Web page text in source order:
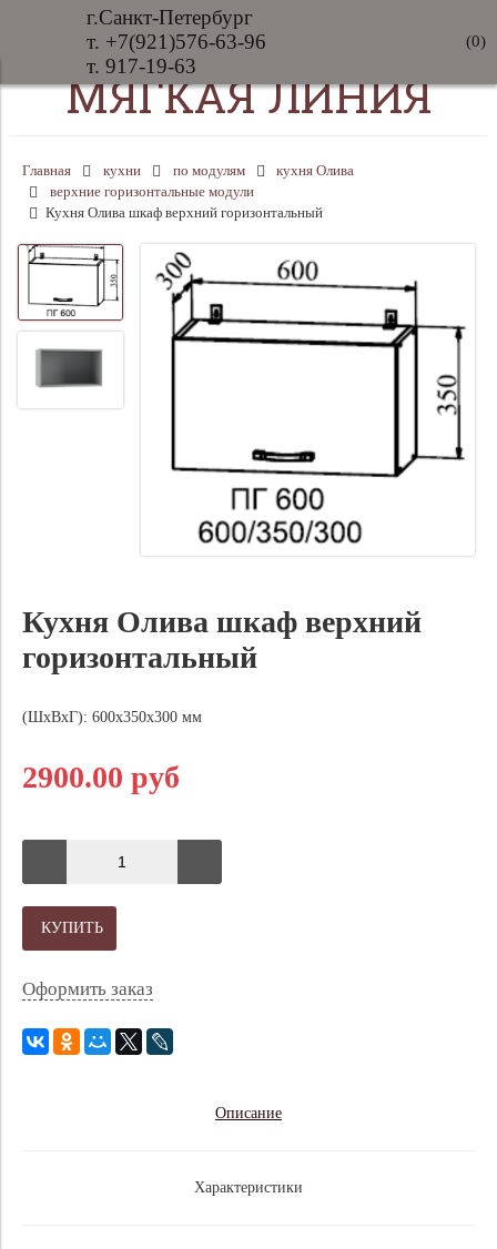
г.Санкт-Петербург
т. +7(921)576-63-96
т. 917-19-63
(0)
МЯГКАЯ ЛИНИЯ
Главная кухни по модулям
кухня Олива
верхние горизонтальные модули
Кухня Олива шкаф верхний горизонтальный
Кухня Олива шкаф верхний
горизонтальный
(ШхВхГ): 600х350х300 мм
2900.00 руб
КУПИТЬ
Оформить заказ
Описание
Характеристики